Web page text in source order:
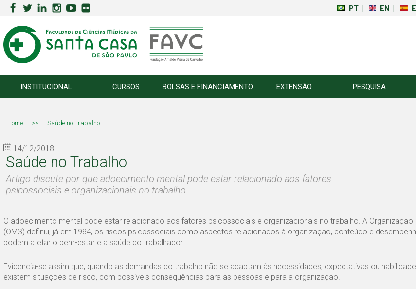
PT EN
INSTITUCIONAL CURSOS BOLSAS E FINANCIAMENTO EXTENSÃO PESQUISA
Home >> Saúde no Trabalho
14/12/2018
Saúde no Trabalho
Artigo discute por que adoecimento mental pode estar relacionado aos fatores
psicossociais e organizacionais no trabalho
O adoecimento mental pode estar relacionado aos fatores psicossociais e organizacionais no trabalho. A Organização
(OMS) definiu, já em 1984, os riscos psicossociais como aspectos relacionados à organização, conteúdo e
podem afetar o bem-estar e a saúde do trabalhador.
Evidencia-se assim que, quando as demandas do trabalho não se adaptam às necessidades, expectativas ou
existem situações de risco, com possíveis consequências para as pessoas e para a organização.